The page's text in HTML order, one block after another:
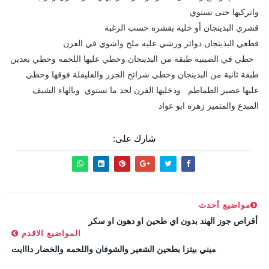
واتركيها حتى تستوي
قشري البذينجان أو خليه بقشره حسب الرغبة
قطعي البذينجان دوائر ورشي عليه ملح واشوي في الفرن
حطي في الصينية طبقة من البذينجان وحطي عليها اللحمه وحطي بعدين
طبقة ثانية من البذينجان وحطي شرائح الجزر والفليفلة فوقها وحطي
عليها عصير الطماطم ودخليها الفرن لحد ما تستوي وبالهاء الشيف
المبدع والمتميز زهره ابو عواد
شارك على:
مواضيع أحدث
أقراص جوز الهند بدون اي طحين او دهون او سكر
المواضيع الاقدم
ميني بيتزا بطحين الشعير والشوفان واللحمه والخضار دااايت